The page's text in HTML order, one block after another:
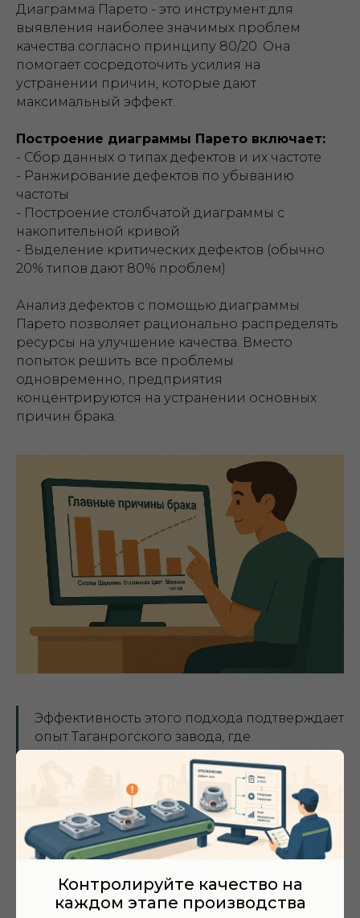
Контролируйте качество на
каждом этапе производства
Диаграмма Парето - это инструмент для
выявления наиболее значимых проблем
качества согласно принципу 80/20. Она
помогает сосредоточить усилия на
устранении причин, которые дают
максимальный эффект.
Построение диаграммы Парето включает:
- Сбор данных о типах дефектов и их частоте
- Ранжирование дефектов по убыванию
частоты
- Построение столбчатой диаграммы с
накопительной кривой
- Выделение критических дефектов (обычно
20% типов дают 80% проблем)
Анализ дефектов с помощью диаграммы
Парето позволяет рационально распределять
ресурсы на улучшение качества. Вместо
попыток решить все проблемы
одновременно, предприятия
концентрируются на устранении основных
причин брака.
Эффективность этого подхода подтверждает
опыт Таганрогского завода, где
цифровизация процессов контроля
качества по ГОСТ/ОСТ стандартам с
внедрением систематического анализа
дефектов обеспечила полную окупаемость
проекта за 6 месяцев. Автоматизированная
система позволила в режиме реального
стандартов и быстро выявлять основные
источники проблем с качеством